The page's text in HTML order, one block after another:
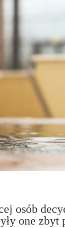
osób
one zbyt